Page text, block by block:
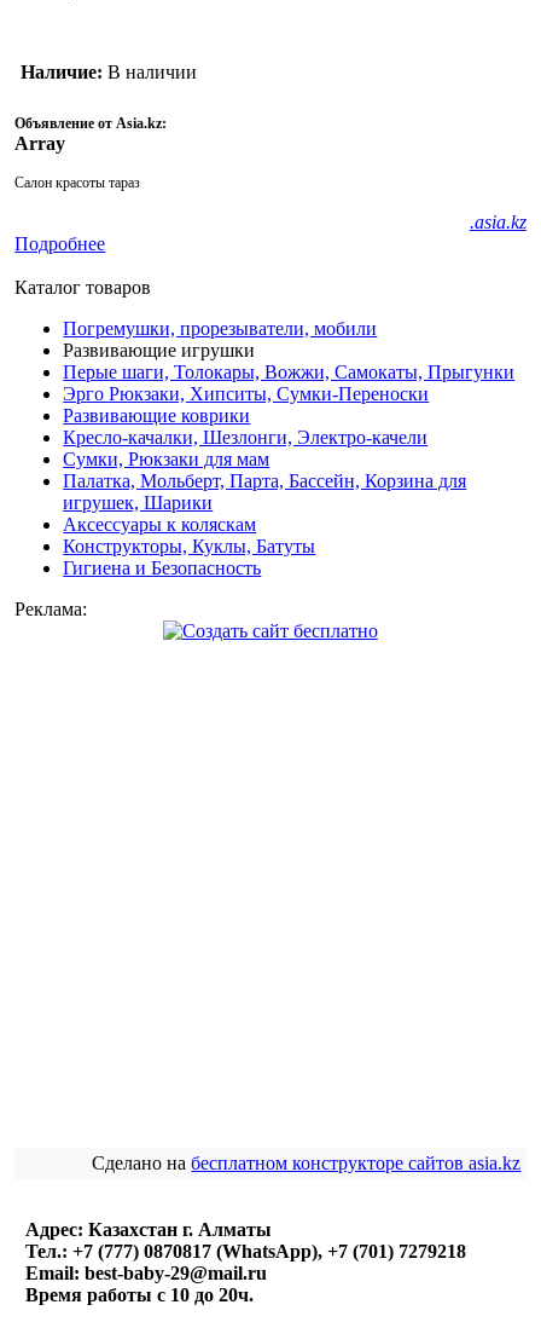
Наличие: В наличии
Объявление от Asia.kz:
Array
Салон красоты тараз
.asia.kz
Подробнее
Каталог товаров
Погремушки, прорезыватели, мобили
Развивающие игрушки
Перые шаги, Толокары, Вожжи, Самокаты, Прыгунки
Эрго Рюкзаки, Хипситы, Сумки-Переноски
Развивающие коврики
Кресло-качалки, Шезлонги, Электро-качели
Сумки, Рюкзаки для мам
Палатка, Мольберт, Парта, Бассейн, Корзина для
игрушек, Шарики
Аксессуары к коляскам
Конструкторы, Куклы, Батуты
Гигиена и Безопасность
Реклама:
Сделано набесплатном конструкторе сайтов asia.kz
Адрес: Казахстан г. Алматы
Тел.: +7 (777) 0870817 (WhatsApp), +7 (701) 7279218
Email: best-baby-29@mail.ru
Время работы с 10 до 20ч.